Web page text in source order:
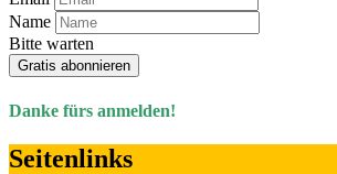
Name
Bitte warten
Gratis abonnieren
Danke fürs anmelden!
Seitenlinks